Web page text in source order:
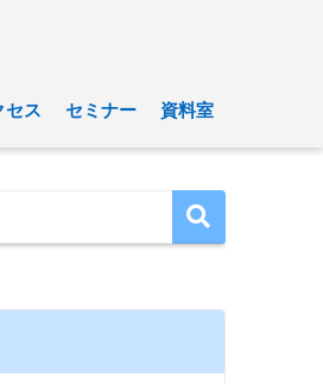
セス セミナー 資料室